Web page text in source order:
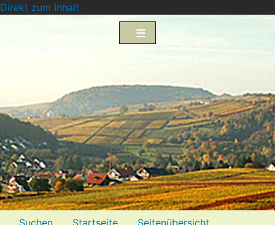
Direkt zum Inhalt
Suchen Startseite
Seitenübersicht